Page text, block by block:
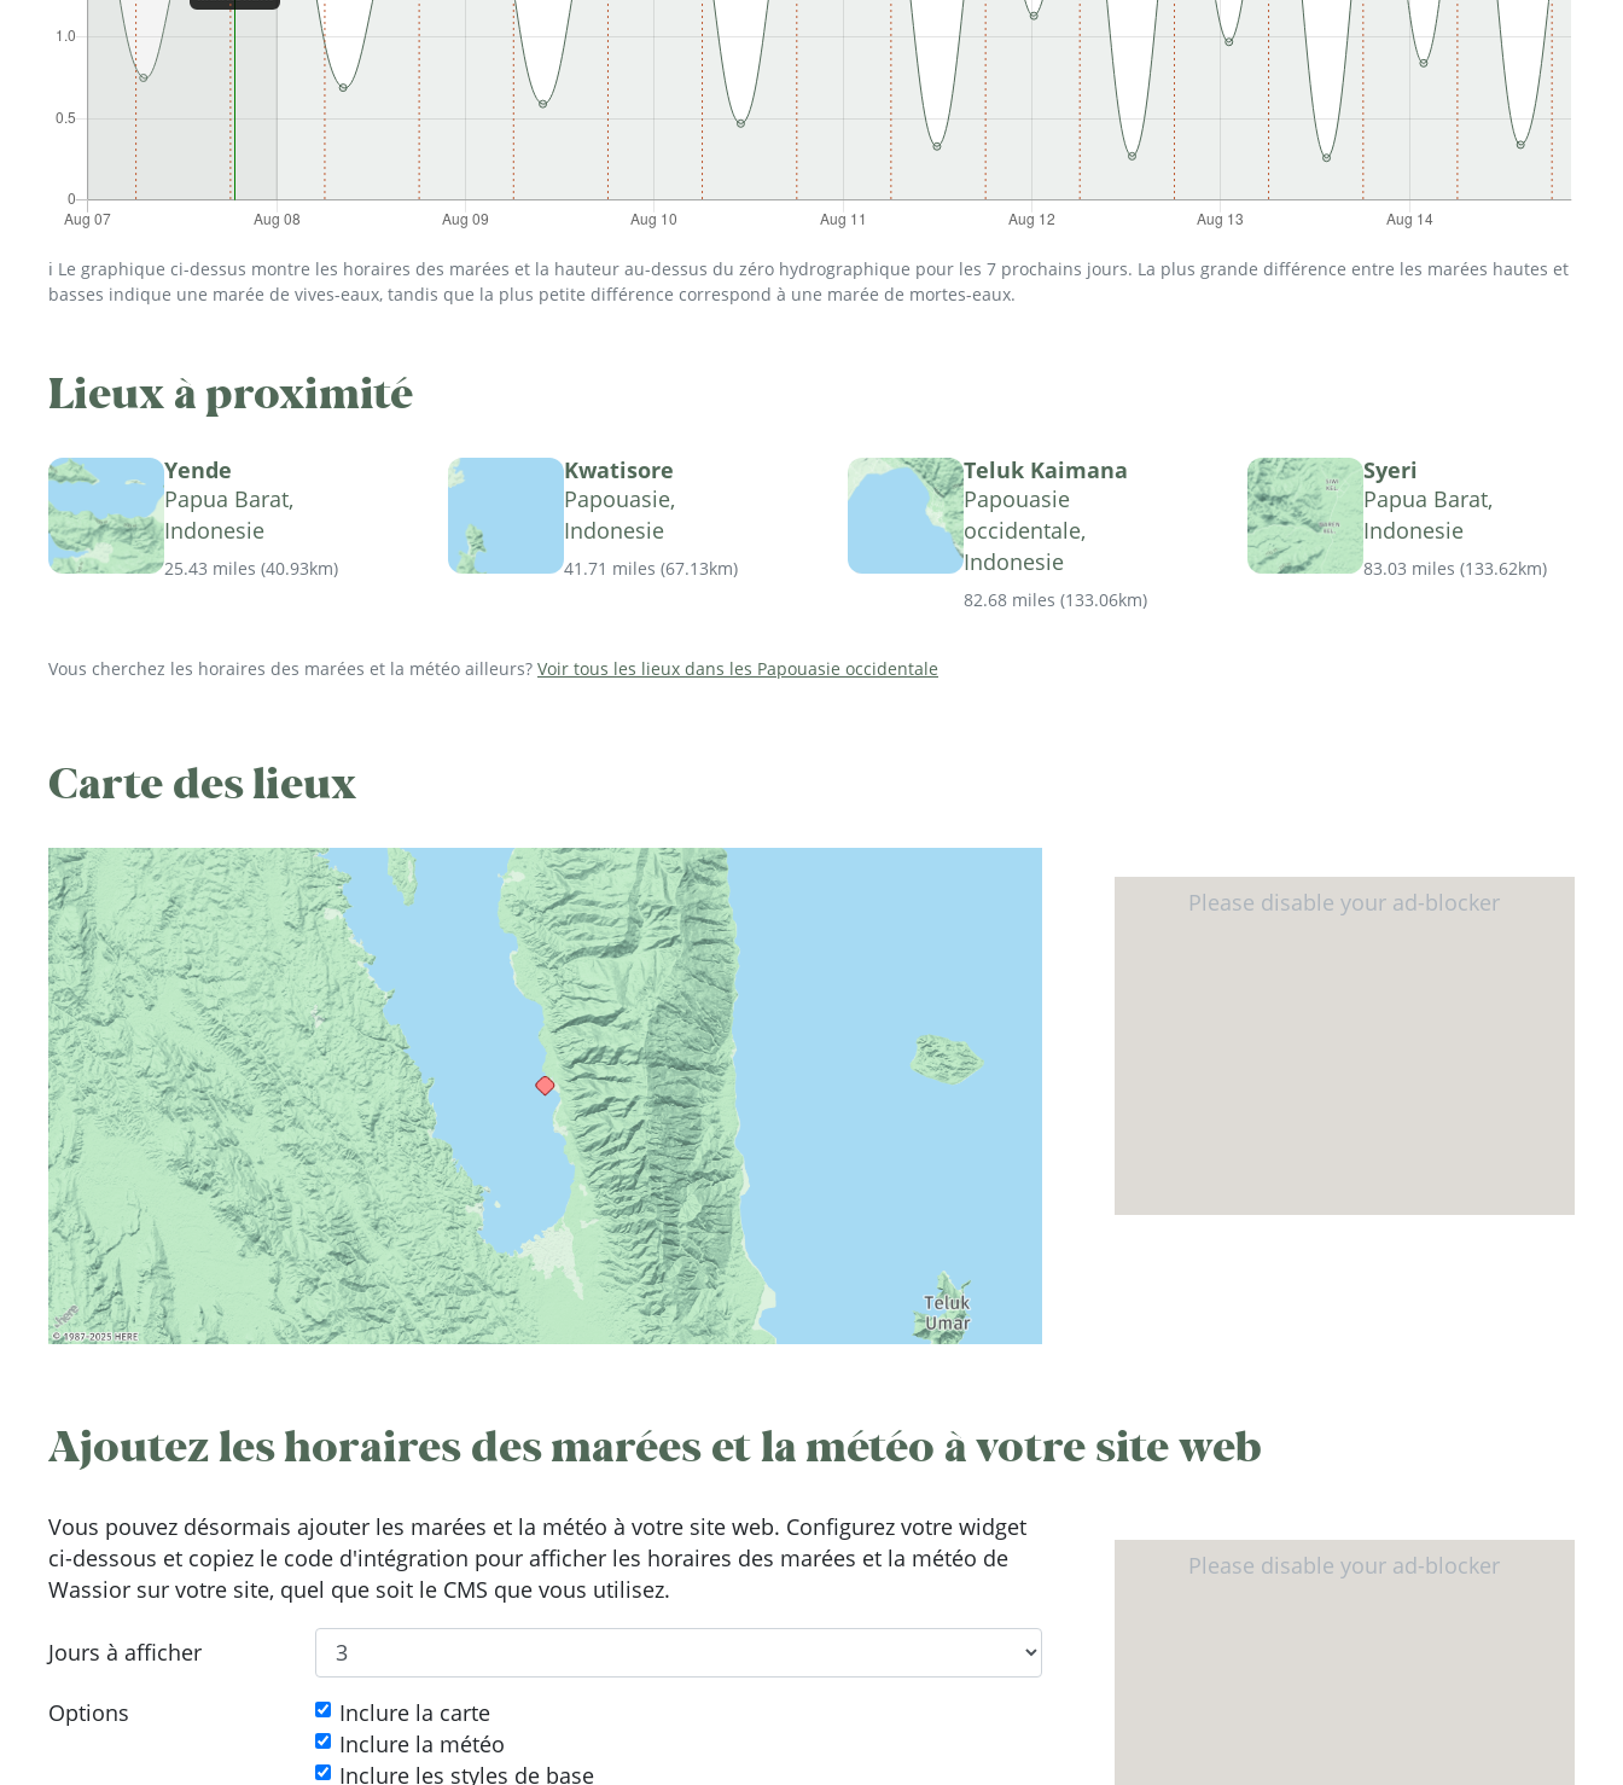
ℹ️ Le graphique ci-dessus montre les horaires des marées et la hauteur au-dessus du zéro hydrographique pour les 7 prochains jours. La plus grande différence entre les marées hautes et
basses indique une marée de vives-eaux, tandis que la plus petite différence correspond à une marée de mortes-eaux.
Lieux à proximité
Yende
Papua Barat,
Indonesie
25.43 miles (40.93km)
Kwatisore
Papouasie,
Indonesie
41.71 miles (67.13km)
Teluk Kaimana
Papouasie
occidentale,
Indonesie
82.68 miles (133.06km)
Syeri
Papua Barat,
Indonesie
83.03 miles (133.62km)
Vous cherchez les horaires des marées et la météo ailleurs? Voir tous les lieux dans les Papouasie occidentale
Carte des lieux
Ajoutez les horaires des marées et la météo à votre site web
Vous pouvez désormais ajouter les marées et la météo à votre site web. Configurez votre widget
ci-dessous et copiez le code d'intégration pour afficher les horaires des marées et la météo de
Wassior sur votre site, quel que soit le CMS que vous utilisez.
Jours à afficher
Options
Inclure la carte
Inclure la météo
Inclure les styles de base